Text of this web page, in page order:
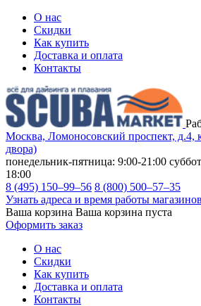
О нас
Скидки
Как купить
Доставка и оплата
Контакты
Москва, Ломоносовский проспект, д.4,
двора)
понедельник-пятница: 9:00-21:00
18:00
8 (495) 150–99–56 8 (800) 500–57–35
Узнать адреса и время работы магазинов
Ваша корзина Ваша корзина пуста
Оформить заказ
О нас
Скидки
Как купить
Доставка и оплата
Контакты